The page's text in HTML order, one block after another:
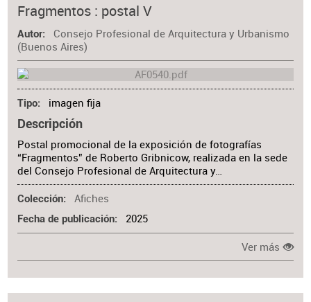
Fragmentos : postal V
Autor
Consejo Profesional de Arquitectura y Urbanismo
(Buenos Aires)
Tipo imagen fija
Descripción
Postal promocional de la exposición de fotografías
“Fragmentos” de Roberto Gribnicow, realizada en la sede
del Consejo Profesional de Arquitectura y…
Colección Afiches
Fecha de publicación 2025
Ver más